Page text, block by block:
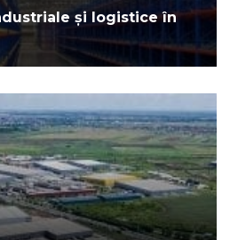
și logistice în